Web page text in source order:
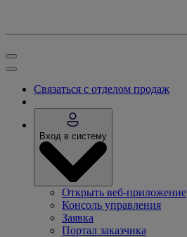
Связаться с отделом продаж
Вход в систему
Открыть веб-приложение
Консоль управления
Заявка
Портал заказчика